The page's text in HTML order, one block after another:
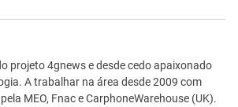
informação incorreta
tem a informação que procuro
projeto 4gnews e desde cedo apaixonado
A trabalhar na área desde 2009 com
MEO, Fnac e CarphoneWarehouse (UK).